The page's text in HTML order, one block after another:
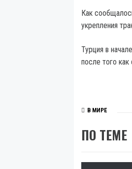
Как
укрепления
Турция в
после того
В МИРЕ
ПО ТЕМЕ